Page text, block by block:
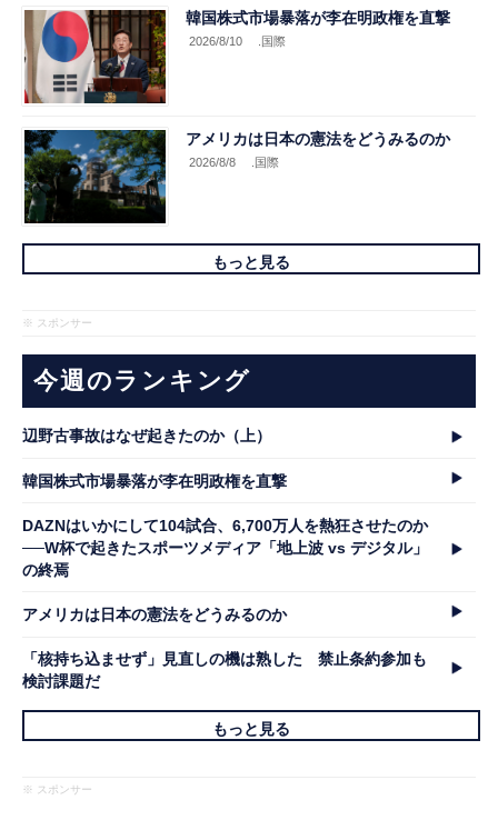
韓国株式市場暴落が李在明政権を直撃
2026/8/10 .国際
アメリカは日本の憲法をどうみるのか
2026/8/8 .国際
もっと見る
※ スポンサー
今週のランキング
辺野古事故はなぜ起きたのか（上）
韓国株式市場暴落が李在明政権を直撃
DAZNはいかにして104試合、6,700万人を熱狂させたのか
──W杯で起きたスポーツメディア「地上波 vs デジタル」
の終焉
アメリカは日本の憲法をどうみるのか
「核持ち込ませず」見直しの機は熟した 禁止条約参加も
検討課題だ
もっと見る
※ スポンサー